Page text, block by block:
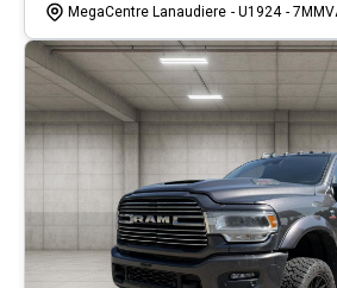
MegaCentre Lanaudiere - U1924 -